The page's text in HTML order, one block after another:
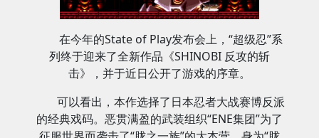
在今年的State of Play发布会上，“超级忍”系
列终于迎来了全新作品《SHINOBI 反攻的斩
击》，并于近日公开了游戏的序章。
可以看出，本作选择了日本忍者大战赛博反派
的经典戏码。恶贯满盈的武装组织“ENE集团”为了